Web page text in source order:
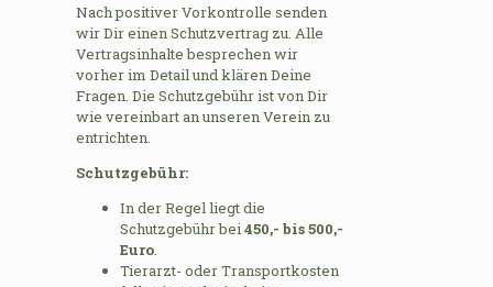
Nach positiver Vorkontrolle senden
wir Dir einen Schutzvertrag zu. Alle
Vertragsinhalte besprechen wir
vorher im Detail und klären Deine
Fragen. Die Schutzgebühr ist von Dir
wie vereinbart an unseren Verein zu
entrichten.
Schutzgebühr:
In der Regel liegt die
Schutzgebühr bei450,- bis 500,-
Euro.
Tierarzt- oder Transportkosten